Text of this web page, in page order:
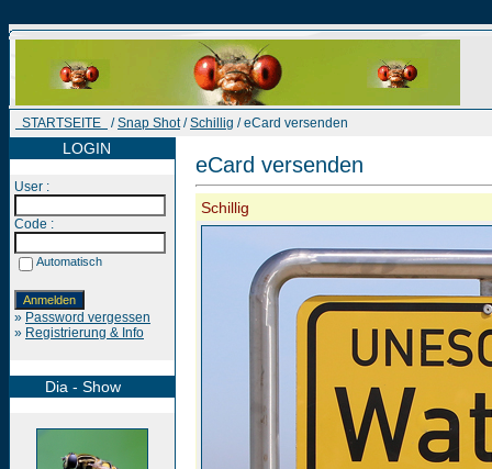
STARTSEITE /Snap Shot/Schillig / eCard versenden
LOGIN
User :
Code :
Automatisch
» Password vergessen
» Registrierung & Info
Dia - Show
eCard versenden
Schillig